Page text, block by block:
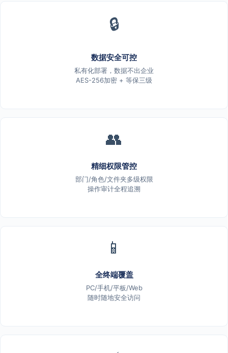
🔒
数据安全可控
私有化部署，数据不出企业
AES-256加密 + 等保三级
👥
精细权限管控
部门/角色/文件夹多级权限
操作审计全程追溯
📱
全终端覆盖
PC/手机/平板/Web
随时随地安全访问